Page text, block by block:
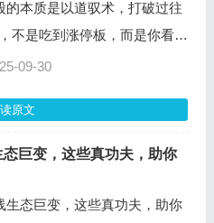
的本质是以道驭术，打破过往
不是吃到涨停板，而是你看到
的固有思维，把你的交易认知
09-30
原文
态巨变，这些真功夫，助你
生态巨变，这些真功夫，助你